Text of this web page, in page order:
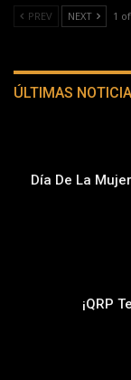
PREV NEXT 1
ÚLTIMAS
Día De La
¡QRP